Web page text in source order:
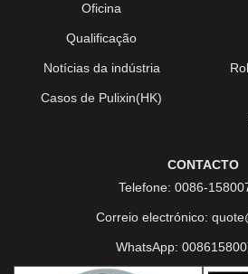
Oficina
Qualificação
Notícias da indústria
Casos de Pulixin(HK)
CONTACTO
Telefone: 0086-
Correio electrónico:
WhatsApp: